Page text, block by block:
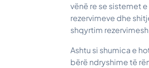
vënë re se sistemet
rezervimeve dhe
shqyrtim
Ashtu si shumica e
bërë ndryshime të